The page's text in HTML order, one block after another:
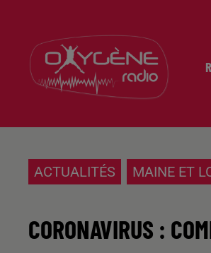
ACTUALITÉS MAINE ET
CORONAVIRUS :